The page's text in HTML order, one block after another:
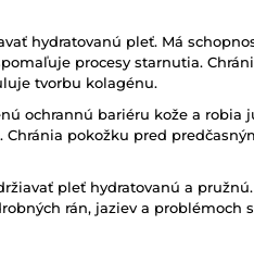
hydratovanú pleť. Má
procesy starnutia.
tvorbu kolagénu.
ochrannú bariéru kože a robia
Chránia pokožku pred
pleť hydratovanú a
rán, jaziev a problémoch